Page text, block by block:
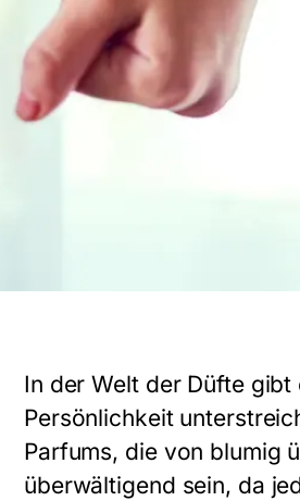
In der Welt der Düfte
Persönlichkeit
Parfums, die von blumig
überwältigend sein, da